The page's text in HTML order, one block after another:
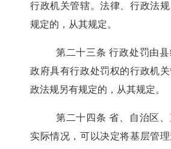
行政机关管辖。法律、行政法
规定的，从其规定。
第二十三条 行政处罚由
政府具有行政处罚权的行政机
政法规另有规定的，从其规定。
第二十四条 省、自治区
实际情况，可以决定将基层管